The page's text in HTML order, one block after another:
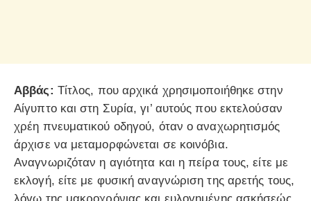
Αββάς: Τίτλος, που αρχικά χρησιμοποιήθηκε στην
Αίγυπτο και στη Συρία, γι’ αυτούς που εκτελούσαν
χρέη πνευματικού οδηγού, όταν ο αναχωρητισμός
άρχισε να μεταμορφώνεται σε κοινόβια.
Αναγνωριζόταν η αγιότητα και η πείρα τους, είτε με
εκλογή, είτε με φυσική αναγνώριση της αρετής τους,